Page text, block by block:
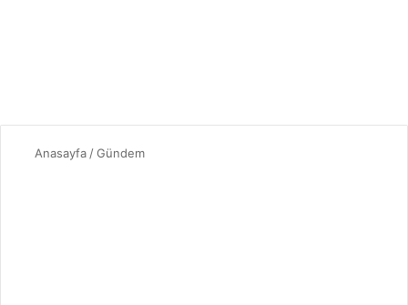
Anasayfa /Gündem